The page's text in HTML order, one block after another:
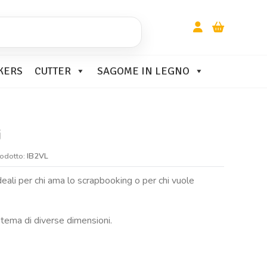
CUTTER SAGOME IN LEGNO
IB2VL
per chi ama lo scrapbooking o per chi vuole
di diverse dimensioni.